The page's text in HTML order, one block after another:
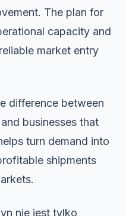
The plan for
capacity and
market entry
difference between
businesses that
turn demand into
shipments
nie jest tylko